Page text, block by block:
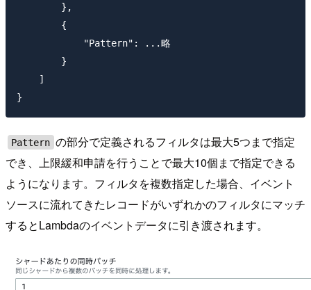
        },
        {
            "Pattern": ...略
        }
    ]
Pattern の部分で定義されるフィルタは最大5つまで指定
でき、上限緩和申請を行うことで最大10個まで指定できる
ようになります。フィルタを複数指定した場合、イベント
ソースに流れてきたレコードがいずれかのフィルタにマッチ
するとLambdaのイベントデータに引き渡されます。